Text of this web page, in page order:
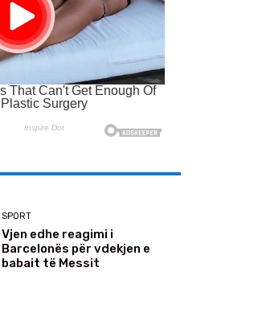
SPORT
Vjen edhe reagimi i
Barcelonës për vdekjen e
babait të Messit